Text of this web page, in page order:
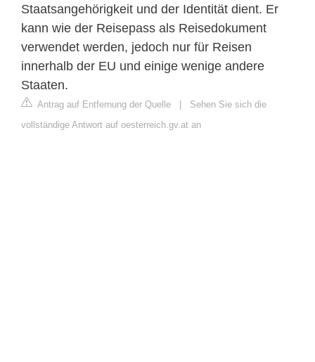
Staatsangehörigkeit und der Identität dient. Er
kann wie der Reisepass als Reisedokument
verwendet werden, jedoch nur für Reisen
innerhalb der EU und einige wenige andere
Staaten.
Antrag auf Entfernung der Quelle
Sehen Sie sich die
vollständige Antwort auf oesterreich.gv.at an